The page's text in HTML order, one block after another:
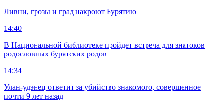
Ливни, грозы и град накроют Бурятию
14:40
В Национальной библиотеке пройдет встреча для знатоков
родословных бурятских родов
14:34
Улан-удэнец ответит за убийство знакомого, совершенное
почти 9 лет назад